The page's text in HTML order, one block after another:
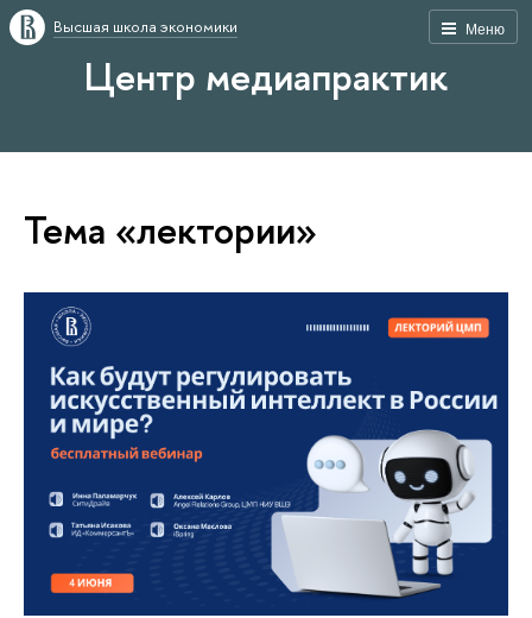
Меню
Высшая школа экономики
Центр медиапрактик
Тема «лектории»